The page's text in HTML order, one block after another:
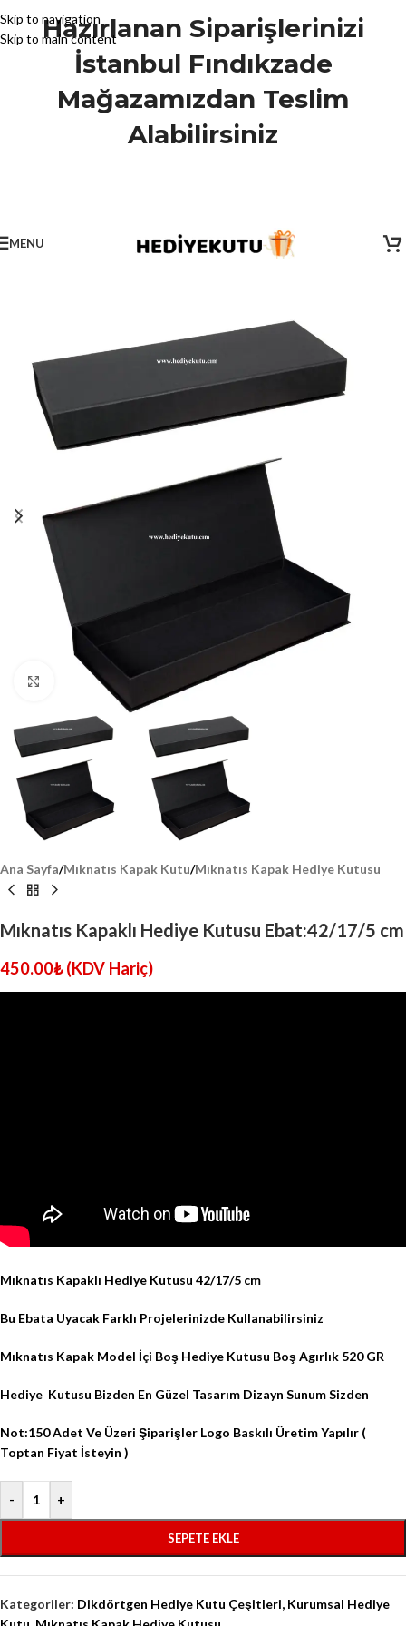
Skip to navigation
Skip to main content
Hazırlanan Siparişlerinizi
İstanbul Fındıkzade
Mağazamızdan Teslim
Alabilirsiniz
MENU
Click to enlarge
Ana Sayfa/Mıknatıs Kapak Kutu/Mıknatıs Kapak Hediye Kutusu
Mıknatıs Kapaklı Hediye Kutusu Ebat:42/17/5 cm
450.00₺ (KDV Hariç)
Mıknatıs Kapaklı Hediye Kutusu 42/17/5 cm
Bu Ebata Uyacak Farklı Projelerinizde Kullanabilirsiniz
Mıknatıs Kapak Model İçi Boş Hediye Kutusu Boş Agırlık 520 GR
Hediye Kutusu Bizden En Güzel Tasarım Dizayn Sunum Sizden
Not:150 Adet Ve Üzeri Şiparişler Logo Baskılı Üretim Yapılır (
Toptan Fiyat İsteyin )
- +
SEPETE EKLE
Kategoriler: Dikdörtgen Hediye Kutu Çeşitleri, Kurumsal Hediye